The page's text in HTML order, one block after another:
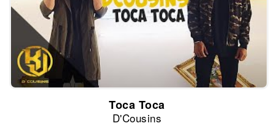
Toca Toca
D'Cousins